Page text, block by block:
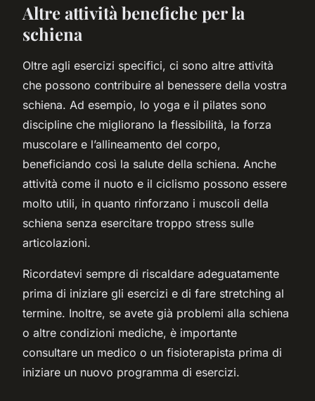
Altre attività benefiche per la
schiena
Oltre agli esercizi specifici, ci sono altre attività
che possono contribuire al benessere della vostra
schiena. Ad esempio, lo yoga e il pilates sono
discipline che migliorano la flessibilità, la forza
muscolare e l’allineamento del corpo,
beneficiando così la salute della schiena. Anche
attività come il nuoto e il ciclismo possono essere
molto utili, in quanto rinforzano i muscoli della
schiena senza esercitare troppo stress sulle
articolazioni.
Ricordatevi sempre di riscaldare adeguatamente
prima di iniziare gli esercizi e di fare stretching al
termine. Inoltre, se avete già problemi alla schiena
o altre condizioni mediche, è importante
consultare un medico o un fisioterapista prima di
iniziare un nuovo programma di esercizi.